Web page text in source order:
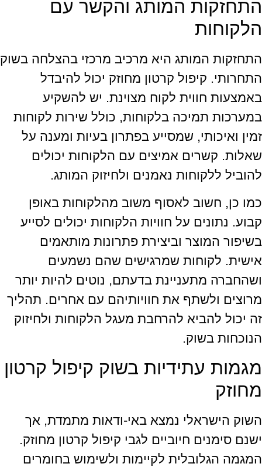
התחזקות המותג והקשר עם
הלקוחות
התחזקות המותג היא מרכיב מרכזי בהצלחה בשוק
התחרותי. קיפול קרטון מחוזק יכול להיבדל
באמצעות חווית לקוח מצוינת. יש להשקיע
במערכות תמיכה בלקוחות, כולל שירות לקוחות
זמין ואיכותי, שמסייע בפתרון בעיות ומענה על
שאלות. קשרים אמיצים עם הלקוחות יכולים
להוביל ללקוחות נאמנים ולחיזוק המותג.
כמו כן, חשוב לאסוף משוב מהלקוחות באופן
קבוע. נתונים על חוויות הלקוחות יכולים לסייע
בשיפור המוצר וביצירת פתרונות מותאמים
אישית. לקוחות שמרגישים שהם נשמעים
ושהחברה מתעניינת בדעתם, נוטים להיות יותר
מרוצים ולשתף את חוויותיהם עם אחרים. תהליך
זה יכול להביא להרחבת מעגל הלקוחות ולחיזוק
הנוכחות בשוק.
מגמות עתידיות בשוק קיפול קרטון
מחוזק
השוק הישראלי נמצא באי-ודאות מתמדת, אך
ישנם סימנים חיוביים לגבי קיפול קרטון מחוזק.
המגמה הגלובלית לקיימות ולשימוש בחומרים